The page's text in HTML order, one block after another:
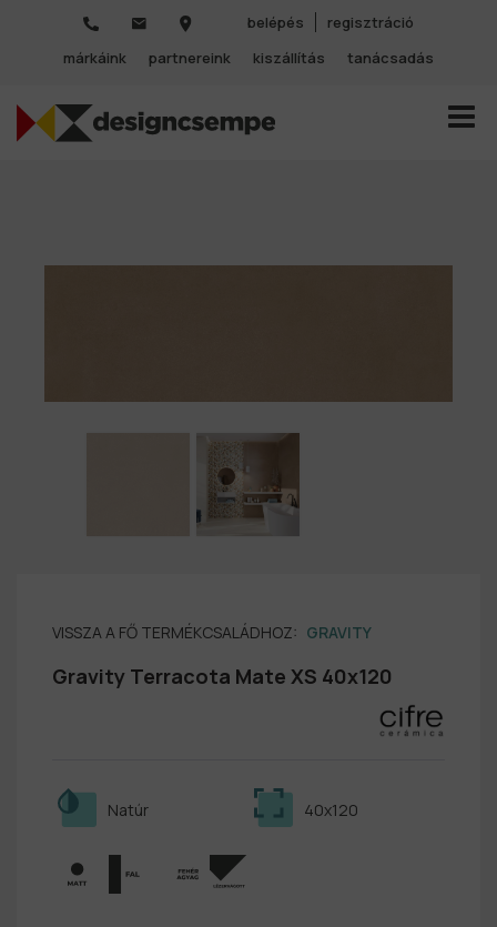
belépés
regisztráció
márkáink
partnereink kiszállítás tanácsadás
VISSZA A FŐ TERMÉKCSALÁDHOZ: GRAVITY
Gravity Terracota Mate XS 40x120
40x120
Natúr